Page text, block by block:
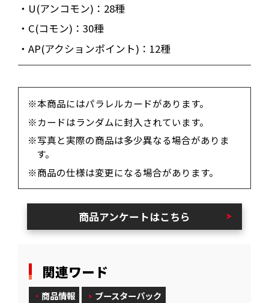
・U(アンコモン)：28種
・C(コモン)：30種
・AP(アクションポイント)：12種
※本商品にはパラレルカードがあります。
※カードはランダムに封入されています。
※写真と実際の商品は多少異なる場合がありま
す。
※商品の仕様は変更になる場合があります。
商品アンケートはこちら
関連ワード
商品情報
ブースターパック